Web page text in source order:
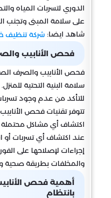
الدوري لتسربات المياه
على سلامة المبنى وتجنب
شاهد ايضا: شركة تنظيف
فحص الأنابيب
فحص الأنابيب والصرف
سلامة البنية التحتية
للتأكد من عدم وجود
تتوفر تقنيات فحص
اكتشاف أي مشاكل محتملة
عند اكتشاف أي تسربات أو
إجراءات لإصلاحها على
والمخلفات بطريقة صحية
أهمية فحص
بانتظام